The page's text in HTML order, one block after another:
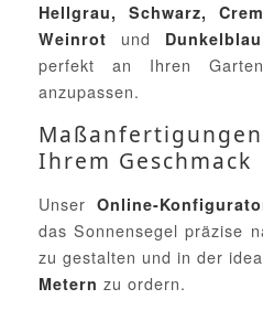
Hellgrau, Schwarz,
Weinrot und Dunkelblau
perfekt an Ihren
anzupassen.
Ihrem Geschmack
Unser Online-
das Sonnensegel präzise
zu gestalten und in der
Metern zu ordern.